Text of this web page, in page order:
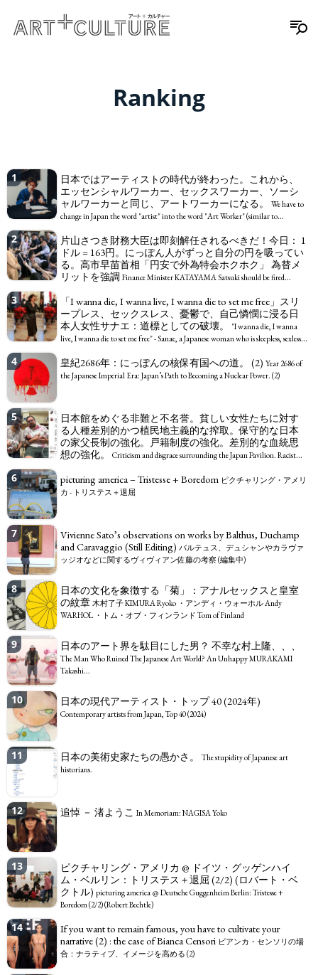
Ranking
1
日本ではアーティストの時代が終わった。これから、
エッセンシャルワーカー、セックスワーカー、ソーシ
ャルワーカーと同じ、アートワーカーになる。
We have to
change in Japan the word "artist" into the word "Art Worker" (similar to
2
片山さつき財務大臣は即刻解任されるべきだ！今日： 1
ドル = 163円。にっぽん人がずっと自分の円を吸ってい
る。高市早苗首相「円安で外為特会ホクホク」 為替メ
リットを強調 Finance Minister KATAYAMA Satsuki should be fired
Their Own Yen. Prime Minister TAKAICHI Sanae: "The weak Yen makes the
Foreign Exchange Fund Special Account happy" - Emphasising the benefits of the
exchange rate
3
「I wanna die, I wanna live, I wanna die to set me free」スリ
ープレス、セックスレス、憂鬱で、自己憐憫に浸る日
本人女性サナエ：道標としての破壊。
"I wanna die, I wanna
live, I wanna die to set me free" - Sanae, a Japanese woman who is sleepless, sexless,
4 皇紀2686年：にっぽんの核保有国への道。 (2) Year 2686 of
the Japanese Imperial Era: Japan’s Path to Becoming a Nuclear Power. (2)
5
日本館をめぐる非難と不名誉。貧しい女性たちに対す
る人種差別的かつ植民地主義的な搾取。保守的な日本
の家父長制の強化。戸籍制度の強化。差別的な血統思
想の強化。
Criticism and disgrace surrounding the Japan Pavilion. Racist
patriarchy. Strengthening of the family registration system. Reinforcement of
discriminatory bloodline ideology.
6 picturing america – Tristesse + Boredom ピクチャリング・アメリ
カ - トリステス＋退屈
7
Vivienne Sato’s observations on works by Balthus, Duchamp
and Caravaggio (Still Editing) バルテュス、デュシャンやカラヴァ
ッジオなどに関するヴィヴィアン佐藤の考察 (編集中)
8
日本の文化を象徴する「菊」：アナルセックスと皇室
の紋章 木村了子 KIMURA Ryoko ・アンディ・ウォーホル Andy
WARHOL ・トム・オブ・フィンランド Tom of Finland
9 日本のアート界を駄目にした男？ 不幸な村上隆、、、
The Man Who Ruined The Japanese Art World? An Unhappy MURAKAMI
Takashi...
10 日本の現代アーティスト・トップ 40 (2024年)
Contemporary artists from Japan, Top 40 (2024)
11 日本の美術史家たちの愚かさ。
The stupidity of Japanese art
historians.
12 追悼 － 渚ようこ In Memoriam: NAGISA Yoko
13
ピクチャリング・アメリカ @ ドイツ・グッゲンハイ
ム・ベルリン：トリステス＋退屈 (2/2) (ロバート・ベ
クトル) picturing america @ Deutsche Guggenheim Berlin: Tristesse +
Boredom (2/2) (Robert Bechtle)
14
If you want to remain famous, you have to cultivate your
narrative (2) : the case of Bianca Censori ビアンカ・センソリの場
合：ナラティブ、イメージを高める (2)